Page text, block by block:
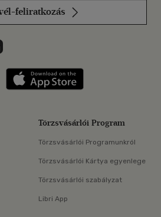
feliratkozás
on
Instagramon
Libri a LinkedInen
applikáció Szerezd meg: Google
Törzsvásárlói Program
Törzsvásárlói Programunkról
Törzsvásárlói Kártya egyenlege
Törzsvásárlói szabályzat
Libri App